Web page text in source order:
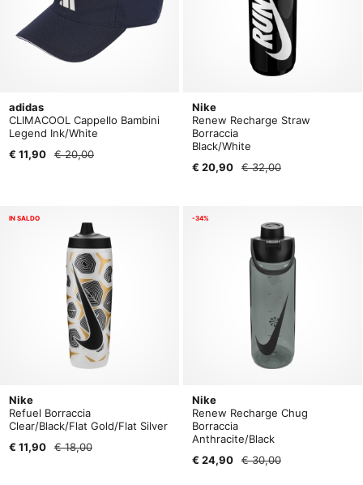
adidas
CLIMACOOL Cappello Bambini
Legend Ink/White
€ 11,90
€ 20,00
Nike
Renew Recharge Straw
Borraccia
Black/White
€ 20,90
€ 32,00
IN SALDO
Nike
Refuel Borraccia
Clear/Black/Flat Gold/Flat Silver
€ 11,90
€ 18,00
-34%
Nike
Renew Recharge Chug
Borraccia
Anthracite/Black
€ 24,90
€ 30,00